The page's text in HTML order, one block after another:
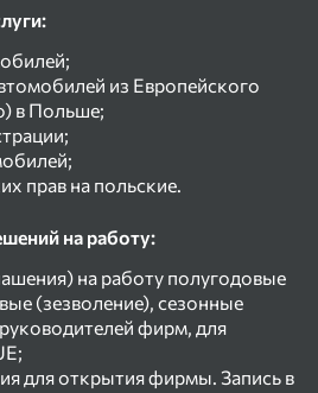
из Европейского
в Польше;
прав на польские.
на работу:
на работу полугодовые
(зезволение), сезонные
фирм, для
для открытия фирмы. Запись в